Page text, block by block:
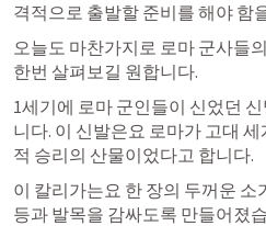
격적으로 출발할 준비를 해야 함
오늘도 마찬가지로 로마 군사들
한번 살펴보길 원합니다.
1세기에 로마 군인들이 신었던
니다. 이 신발은요 로마가 고대
적 승리의 산물이었다고 합니다.
이 칼리가는요 한 장의 두꺼운
등과 발목을 감싸도록 만들어졌